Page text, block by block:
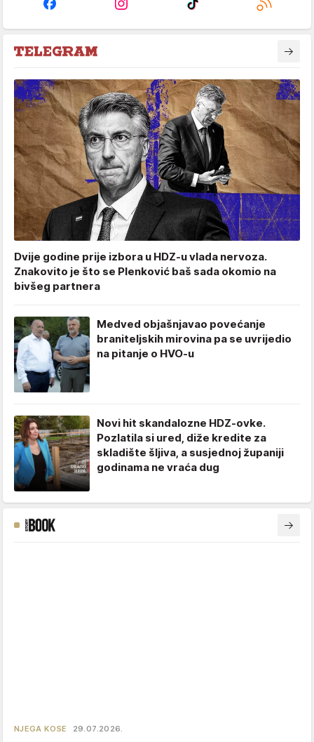
Dvije godine prije izbora u HDZ-u vlada nervoza.
Znakovito je što se Plenković baš sada okomio na
bivšeg partnera
Medved objašnjavao povećanje
braniteljskih mirovina pa se uvrijedio
na pitanje o HVO-u
Novi hit skandalozne HDZ-ovke.
Pozlatila si ured, diže kredite za
skladište šljiva, a susjednoj županiji
godinama ne vraća dug
NJEGA KOSE 29.07.2026.